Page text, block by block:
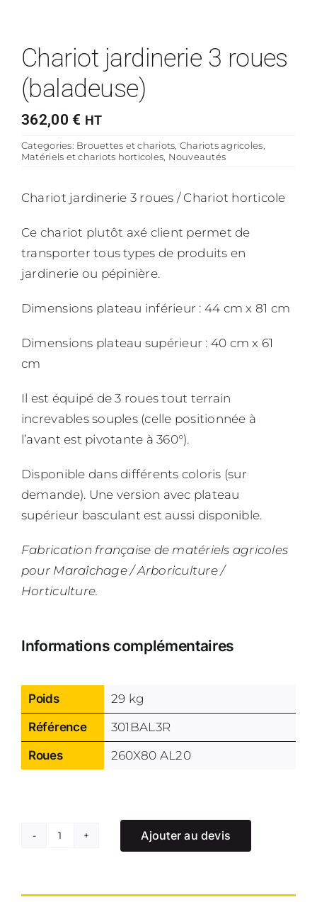
Chariot jardinerie 3 roues
(baladeuse)
362,00 € HT
Categories: Brouettes et chariots, Chariots agricoles,
Matériels et chariots horticoles, Nouveautés
Chariot jardinerie 3 roues / Chariot horticole
Ce chariot plutôt axé client permet de
transporter tous types de produits en
jardinerie ou pépinière.
Dimensions plateau inférieur : 44 cm x 81 cm
Dimensions plateau supérieur : 40 cm x 61
cm
Il est équipé de 3 roues tout terrain
increvables souples (celle positionnée à
l’avant est pivotante à 360°).
Disponible dans différents coloris (sur
demande). Une version avec plateau
supérieur basculant est aussi disponible.
Fabrication française de matériels agricoles
pour Maraîchage / Arboriculture /
Horticulture.
Informations complémentaires
Poids
29 kg
Référence
301BAL3R
Roues
260X80 AL20
Ajouter au devis